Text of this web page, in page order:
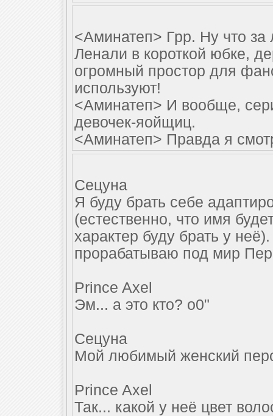
<Аминатеп> Грр. Ну что
Ленали в короткой юбке,
огромный простор для
используют!
<Аминатеп> И вообще,
девочек-яойщиц.
<Аминатеп> Правда я
Сецуна
Я буду брать себе
(естественно, что имя
характер буду брать у
прорабатываю под мир
Prince Axel
Эм... а это кто? о0"
Сецуна
Мой любимый женский
Prince Axel
Так... какой у неё цвет